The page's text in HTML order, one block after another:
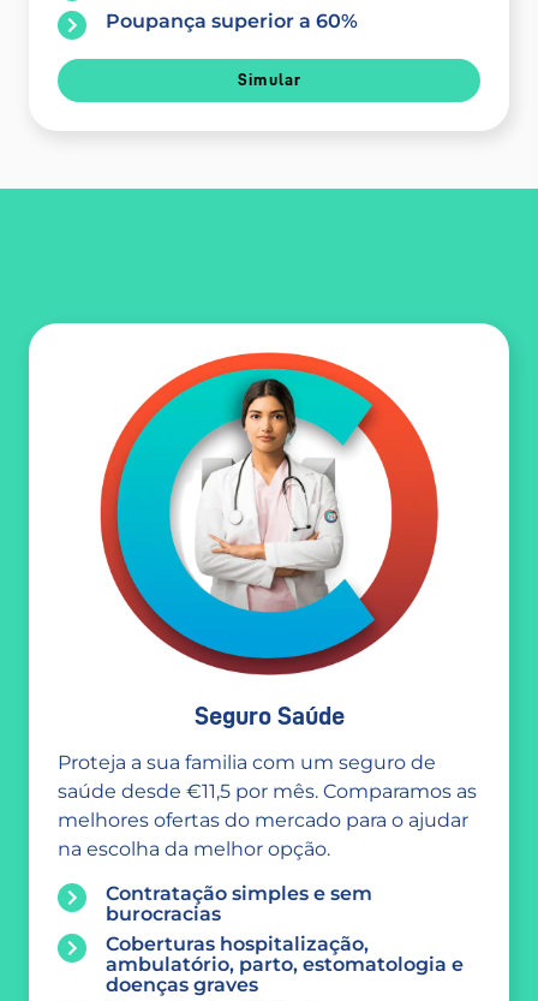
Poupança superior a 60%
Simular
Seguro Saúde
Proteja a sua familia com um seguro de
saúde desde €11,5 por mês. Comparamos as
melhores ofertas do mercado para o ajudar
na escolha da melhor opção.
Contratação simples e sem
burocracias
Coberturas hospitalização,
ambulatório, parto, estomatologia e
doenças graves